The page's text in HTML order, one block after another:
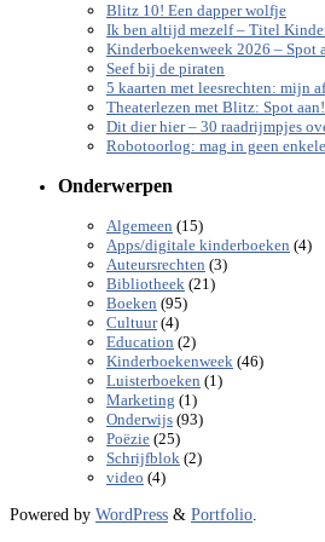
Blitz 10! Een dapper wolfje
Ik ben altijd mezelf – Titel
Kinderboekenweek 2026 – Spot
Seef bij de piraten
5 kaarten met leesrechten: mijn
Theaterlezen met Blitz: Spot aan!
Dit dier hier – 30 raadrijmpjes
Robotoorlog: mag in geen
Onderwerpen
Algemeen (15)
Apps/digitale kinderboeken (4)
Auteursrechten (3)
Bibliotheek (21)
Boeken (95)
Cultuur(4)
Education (2)
Kinderboekenweek (46)
Luisterboeken (1)
Marketing (1)
Onderwijs (93)
Poëzie (25)
Schrijfblok (2)
video (4)
Powered by WordPress & Portfolio.